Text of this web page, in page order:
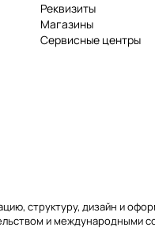
Реквизиты
Магазины
Сервисные центры
структуру, дизайн и
и международными